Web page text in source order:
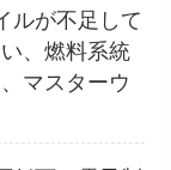
ルが不足して
、燃料系統
マスターウ